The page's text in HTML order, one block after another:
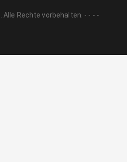
. Alle Rechte vorbehalten. - - - -